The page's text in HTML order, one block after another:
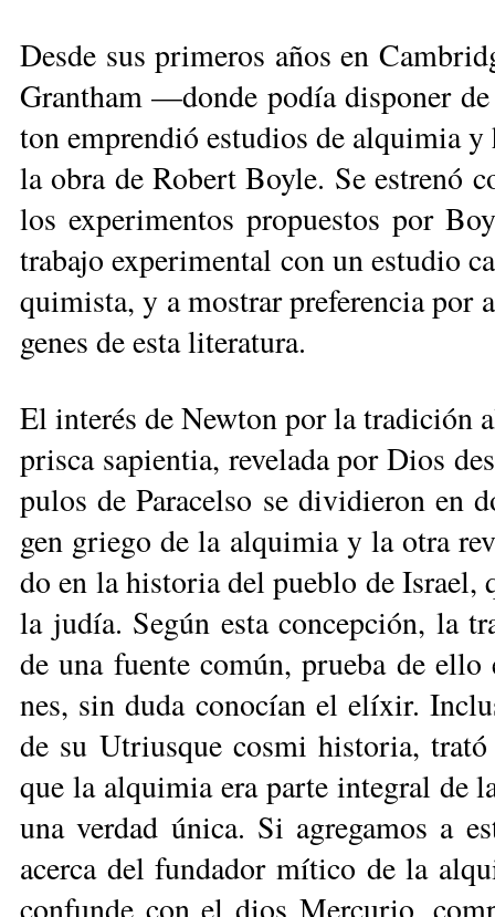
Des­de sus pri­me­ros años en
Grant­ham —don­de po­día dis­po­ner
ton em­pren­dió es­tu­dios de al­qui­mia
la obra de Ro­bert Boy­le. Se es­tre­nó
los ex­pe­ri­men­tos pro­pues­tos por
tra­ba­jo ex­pe­ri­men­tal con un es­tu­dio
qui­mis­ta, y a mos­trar pre­fe­ren­cia por
ge­nes de es­ta li­te­ra­tu­ra.
El in­te­rés de New­ton por la tra­di­ción
pris­ca sa­pien­tia, re­ve­la­da por Dios
pu­los de Pa­ra­cel­so se di­vi­die­ron en
gen grie­go de la al­qui­mia y la otra
do en la his­to­ria del pue­blo de
la ju­día. Se­gún es­ta con­cep­ción, la
de una fuen­te co­mún, prue­ba de
nes, sin du­da co­no­cían el elí­xir.
de su Utrius­que cos­mi his­to­ria,
que la al­qui­mia era par­te in­te­gral de
una ver­dad úni­ca. Si agre­ga­mos a
acer­ca del fun­da­dor mí­ti­co de la
con­fun­de con el dios Mer­cu­rio,